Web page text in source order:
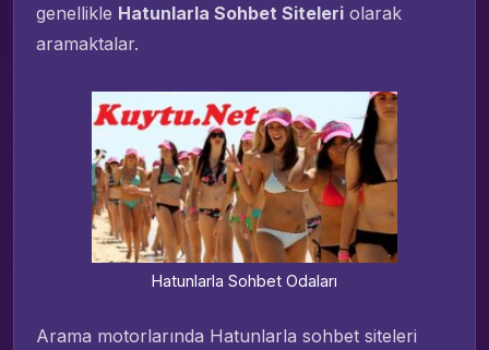
genellikle Hatunlarla Sohbet Siteleri olarak
aramaktalar.
Hatunlarla Sohbet Odaları
Arama motorlarında Hatunlarla sohbet siteleri